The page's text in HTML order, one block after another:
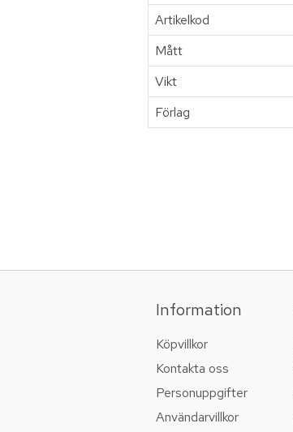
Artikelkod
Mått
Vikt
Förlag
Information
Köpvillkor
Kontakta oss
Personuppgifter
Användarvillkor